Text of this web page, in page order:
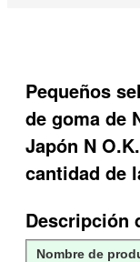
Pequeños
de goma de
Japón N
cantidad de
Descripción
Nombre de